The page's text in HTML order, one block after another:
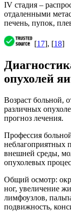
IV стадия –
отдаленными
печень, пупок,
[17], [18]
опухолей
Возраст больной,
различных
прогноз лечения.
Профессия
неблагоприятных
внешней среды,
опухолевых
Общий осмотр:
ног, увеличение
лимфоузлов,
подвижность,